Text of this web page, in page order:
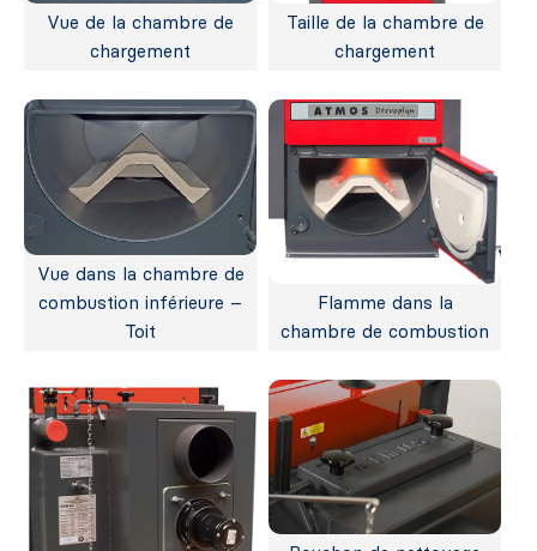
Vue de la chambre de
chargement
Taille de la chambre de
chargement
Vue dans la chambre de
combustion inférieure –
Toit
Flamme dans la
chambre de combustion